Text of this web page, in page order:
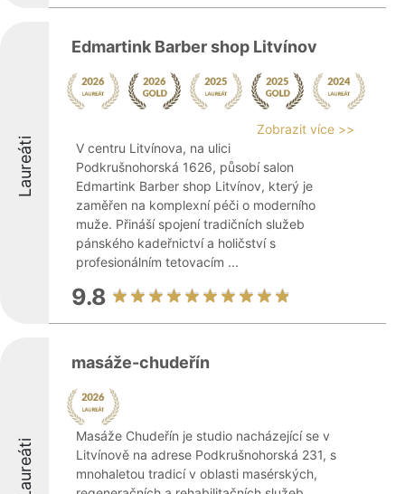
Laureáti
Edmartink Barber shop Litvínov
Zobrazit více >>
V centru Litvínova, na ulici
Podkrušnohorská 1626, působí salon
Edmartink Barber shop Litvínov, který je
zaměřen na komplexní péči o moderního
muže. Přináší spojení tradičních služeb
pánského kadeřnictví a holičství s
profesionálním tetovacím ...
9.8
Laureáti
masáže-chudeřín
Masáže Chudeřín je studio nacházející se v
Litvínově na adrese Podkrušnohorská 231, s
mnohaletou tradicí v oblasti masérských,